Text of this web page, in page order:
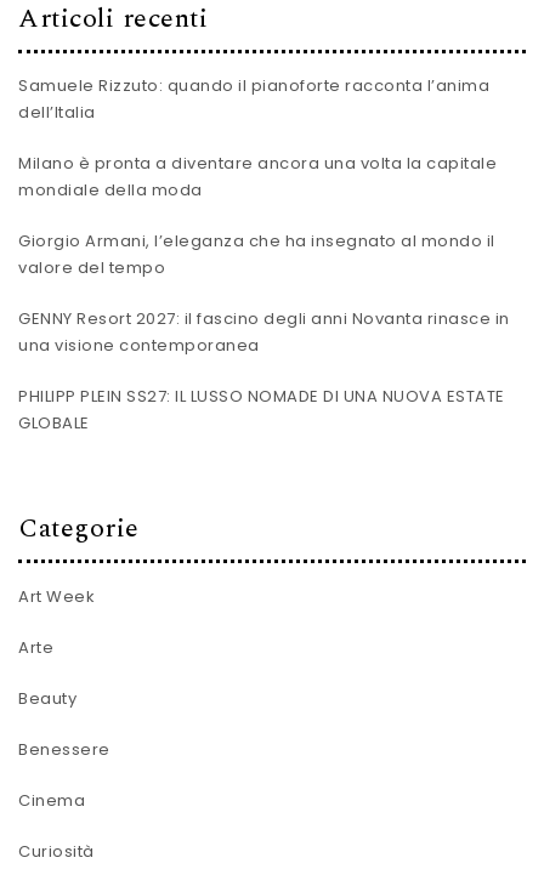
Articoli recenti
Samuele Rizzuto: quando il pianoforte racconta l’anima
dell’Italia
Milano è pronta a diventare ancora una volta la capitale
mondiale della moda
Giorgio Armani, l’eleganza che ha insegnato al mondo il
valore del tempo
GENNY Resort 2027: il fascino degli anni Novanta rinasce in
una visione contemporanea
PHILIPP PLEIN SS27: IL LUSSO NOMADE DI UNA NUOVA ESTATE
GLOBALE
Categorie
Art Week
Arte
Beauty
Benessere
Cinema
Curiosità